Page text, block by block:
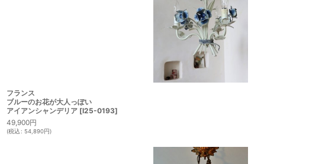
フランス
ブルーのお花が大人っぽい
アイアンシャンデリア [I25-0193]
49,900円
(税込: 54,890円)